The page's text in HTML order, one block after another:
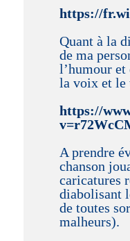
https://
Quant à la
de ma
l’humour et
la voix et le
https://
A prendre
chanson
caricatures
diabolisant
de toutes
malheurs).